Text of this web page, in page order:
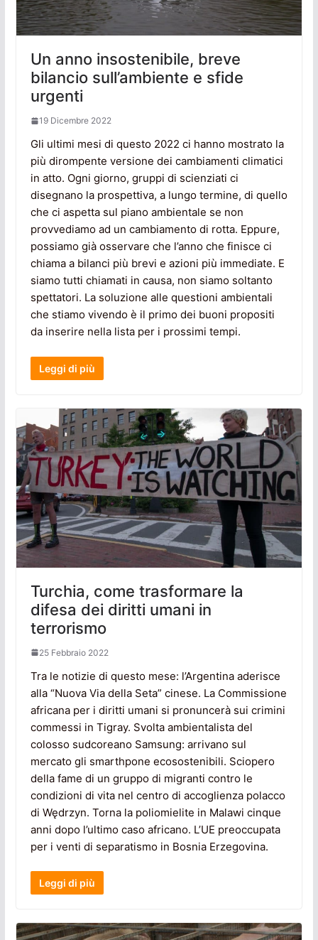
Un anno insostenibile, breve
bilancio sull’ambiente e sfide
urgenti
19 Dicembre 2022
Gli ultimi mesi di questo 2022 ci hanno mostrato la
più dirompente versione dei cambiamenti climatici
in atto. Ogni giorno, gruppi di scienziati ci
disegnano la prospettiva, a lungo termine, di quello
che ci aspetta sul piano ambientale se non
provvediamo ad un cambiamento di rotta. Eppure,
possiamo già osservare che l’anno che finisce ci
chiama a bilanci più brevi e azioni più immediate. E
siamo tutti chiamati in causa, non siamo soltanto
spettatori. La soluzione alle questioni ambientali
che stiamo vivendo è il primo dei buoni propositi
da inserire nella lista per i prossimi tempi.
Leggi di più
Turchia, come trasformare la
difesa dei diritti umani in
terrorismo
25 Febbraio 2022
Tra le notizie di questo mese: l’Argentina aderisce
alla “Nuova Via della Seta” cinese. La Commissione
africana per i diritti umani si pronuncerà sui crimini
commessi in Tigray. Svolta ambientalista del
colosso sudcoreano Samsung: arrivano sul
mercato gli smarthpone ecosostenibili. Sciopero
della fame di un gruppo di migranti contro le
condizioni di vita nel centro di accoglienza polacco
di Wędrzyn. Torna la poliomielite in Malawi cinque
anni dopo l’ultimo caso africano. L’UE preoccupata
per i venti di separatismo in Bosnia Erzegovina.
Leggi di più